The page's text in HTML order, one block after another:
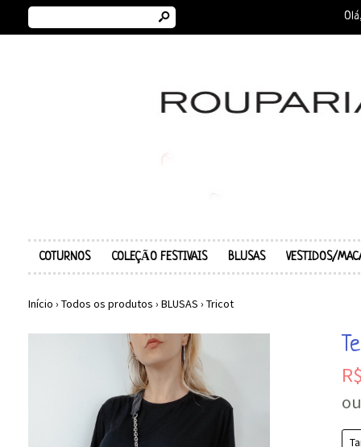
s
COTURNOS COLEÇÃO FESTIVAIS BLUSAS VESTIDOS/
Início › Todos os produtos › BLUSAS › Tricot